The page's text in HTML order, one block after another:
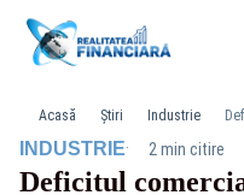
Acasă Știri Industrie
INDUSTRIE· 2 min citire
Deficitul